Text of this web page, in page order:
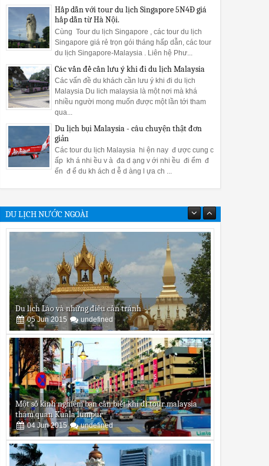
Hấp dẫn với tour du lịch Singapore 5N4Đ giá
hấp dẫn từ Hà Nội.
Cùng Tour du lịch Singapore , các tour du lịch
Singapore giá rẻ trọn gói tháng hấp dẫn, các tour
du lịch Singapore-Malaysia . Liên hệ Phư...
Các vấn đề cần lưu ý khi đi du lịch Malaysia
Các vấn đề du khách cần lưu ý khi đi du lịch
Malaysia Du lich malaysia là một nơi mà khá
nhiều người mong muốn được một lần tới tham
qua...
Du lịch bụi Malaysia - câu chuyện thật đơn
giản
Các tour du lịch Malaysia hi ện nay đ ược cung c
ấp kh á nhi ều v à đa d ạng v ới nhi ều đi ểm đ
ến đ ể du kh ách d ễ d àng l ựa ch ...
DU LỊCH NƯỚC NGOÀI
Du lịch Lào và những điều cần tránh
05 Jun 2015 undefined
Một số kinh nghiệm bạn cần biết khi đi tour malaysia
thăm quan Kuala lumpur
04 Jun 2015 undefined